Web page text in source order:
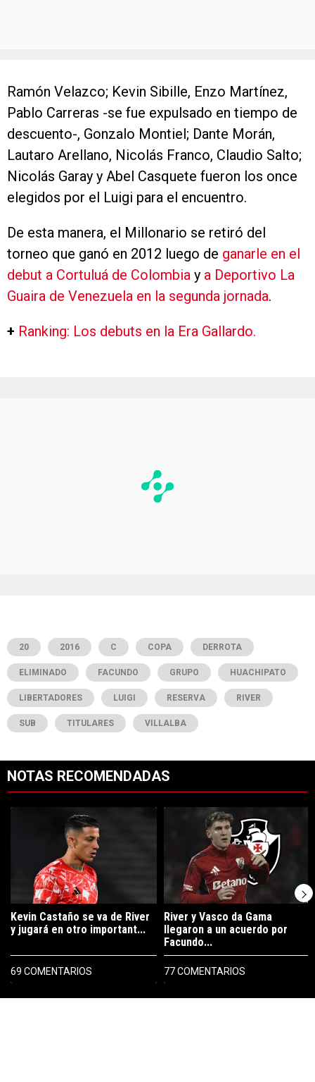
Ramón Velazco; Kevin Sibille, Enzo Martínez,
Pablo Carreras -se fue expulsado en tiempo de
descuento-, Gonzalo Montiel; Dante Morán,
Lautaro Arellano, Nicolás Franco, Claudio Salto;
Nicolás Garay y Abel Casquete fueron los once
elegidos por el Luigi para el encuentro.
De esta manera, el Millonario se retiró del
torneo que ganó en 2012 luego de ganarle en el
debut a Cortuluá de Colombia y a Deportivo La
Guaira de Venezuela en la segunda jornada.
+ Ranking: Los debuts en la Era Gallardo.
20 2016 C COPA DERROTA
ELIMINADO FACUNDO GRUPO HUACHIPATO
LIBERTADORES LUIGI RESERVA RIVER
SUB TITULARES VILLALBA
NOTAS RECOMENDADAS
PUBLICIDAD
Un artículo de tendencia con el título "Kevin Castaño se va de
Kevin Castaño se va de River
y jugará en otro important...
69 COMENTARIOS
Un artículo de tendencia con el
River y Vasco da Gama
llegaron a un acuerdo por
Facundo...
77 COMENTARIOS